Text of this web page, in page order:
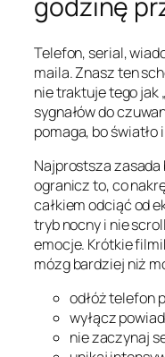
Telefon, serial,
maila. Znasz ten
nie traktuje tego jak
sygnałów do
pomaga, bo
Najprostsza
ogranicz to, co
całkiem odciąć od
tryb nocny i nie
emocje. Krótkie
mózg bardziej niż
odłóż telefon
wyłącz
nie zaczynaj